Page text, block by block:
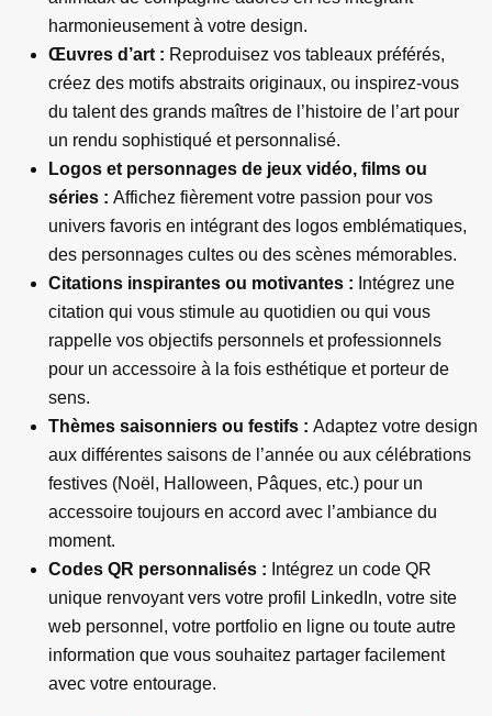
harmonieusement à votre design.
Œuvres d’art : Reproduisez vos tableaux préférés,
créez des motifs abstraits originaux, ou inspirez-vous
du talent des grands maîtres de l’histoire de l’art pour
un rendu sophistiqué et personnalisé.
Logos et personnages de jeux vidéo, films ou
séries : Affichez fièrement votre passion pour vos
univers favoris en intégrant des logos emblématiques,
des personnages cultes ou des scènes mémorables.
Citations inspirantes ou motivantes : Intégrez une
citation qui vous stimule au quotidien ou qui vous
rappelle vos objectifs personnels et professionnels
pour un accessoire à la fois esthétique et porteur de
sens.
Thèmes saisonniers ou festifs : Adaptez votre design
aux différentes saisons de l’année ou aux célébrations
festives (Noël, Halloween, Pâques, etc.) pour un
accessoire toujours en accord avec l’ambiance du
moment.
Codes QR personnalisés : Intégrez un code QR
unique renvoyant vers votre profil LinkedIn, votre site
web personnel, votre portfolio en ligne ou toute autre
information que vous souhaitez partager facilement
avec votre entourage.